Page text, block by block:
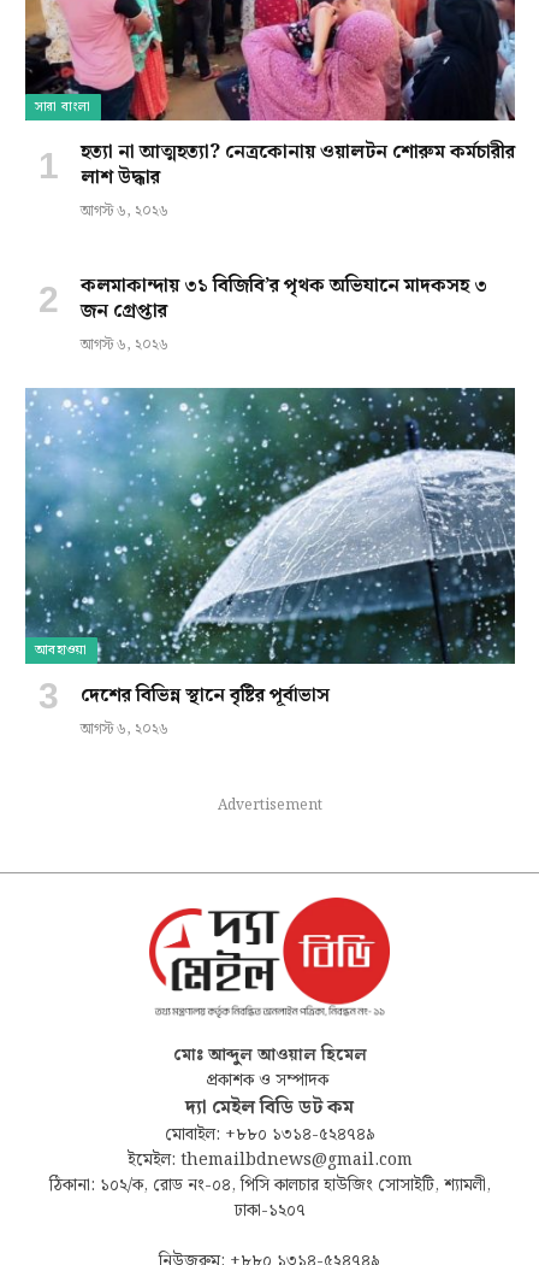
সারা বাংলা
হত্যা না আত্মহত্যা? নেত্রকোনায় ওয়ালটন শোরুম কর্মচারীর
লাশ উদ্ধার
আগস্ট ৬, ২০২৬
কলমাকান্দায় ৩১ বিজিবি’র পৃথক অভিযানে মাদকসহ ৩
জন গ্রেপ্তার
আগস্ট ৬, ২০২৬
আবহাওয়া
দেশের বিভিন্ন স্থানে বৃষ্টির পূর্বাভাস
আগস্ট ৬, ২০২৬
Advertisement
মোঃ আব্দুল আওয়াল হিমেল
প্রকাশক ও সম্পাদক
দ্যা মেইল বিডি ডট কম
মোবাইল: +৮৮০ ১৩১৪-৫২৪৭৪৯
ইমেইল: themailbdnews@gmail.com
ঠিকানা: ১০২/ক, রোড নং-০৪, পিসি কালচার হাউজিং সোসাইটি, শ্যামলী,
ঢাকা-১২০৭